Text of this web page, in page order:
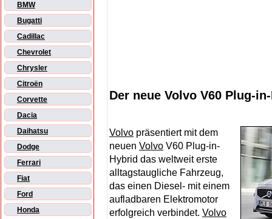
BMW
Bugatti
Cadillac
Chevrolet
Chrysler
Citroën
Corvette
Dacia
Daihatsu
Dodge
Ferrari
Fiat
Ford
Honda
Der neue Volvo V60 Plug-
Volvo präsentiert mit dem
neuen Volvo V60 Plug-in-
Hybrid das weltweit erste
alltagstaugliche Fahrzeug,
das einen Diesel- mit einem
aufladbaren Elektromotor
erfolgreich verbindet. Volvo